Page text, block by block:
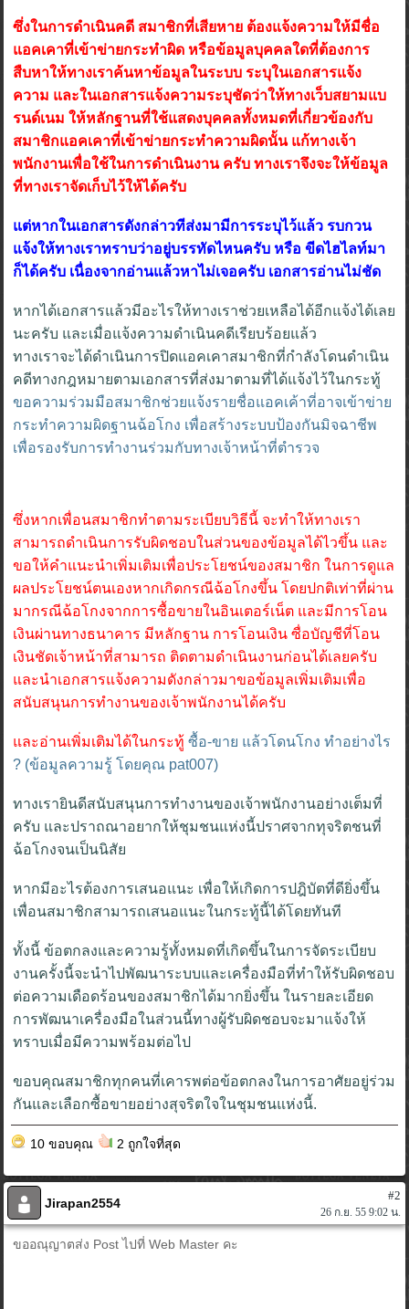
ซึ่งในการดำเนินคดี สมาชิกที่เสียหาย ต้องแจ้งความให้มีชื่อ
แอคเคาที่เข้าข่ายกระทำผิด หรือข้อมูลบุคคลใดที่ต้องการ
สืบหาให้ทางเราค้นหาข้อมูลในระบบ ระบุในเอกสารแจ้ง
ความ และในเอกสารแจ้งความระบุชัดว่าให้ทางเว็บสยามแบ
รนด์เนม ให้หลักฐานที่ใช้แสดงบุคคลทั้งหมดที่เกี่ยวข้องกับ
สมาชิกแอคเคาที่เข้าข่ายกระทำความผิดนั้น แก้ทางเจ้า
พนักงานเพื่อใช้ในการดำเนินงาน ครับ ทางเราจึงจะให้ข้อมูล
ที่ทางเราจัดเก็บไว้ให้ได้ครับ
แต่หากในเอกสารดังกล่าวทีส่งมามีการระบุไว้แล้ว รบกวน
แจ้งให้ทางเราทราบว่าอยู่บรรทัดไหนครับ หรือ ขีดไฮไลท์มา
ก็ได้ครับ เนื่องจากอ่านแล้วหาไม่เจอครับ เอกสารอ่านไม่ชัด
หากได้เอกสารแล้วมีอะไรให้ทางเราช่วยเหลือได้อีกแจ้งได้เลย
นะครับ และเมื่อแจ้งความดำเนินคดีเรียบร้อยแล้ว
ทางเราจะได้ดำเนินการปิดแอคเคาสมาชิกที่กำลังโดนดำเนิน
คดีทางกฎหมายตามเอกสารที่ส่งมาตามที่ได้แจ้งไว้ในกระทู้
ขอความร่วมมือสมาชิกช่วยแจ้งรายชื่อแอคเค้าที่อาจเข้าข่าย
กระทำความผิดฐานฉ้อโกง เพื่อสร้างระบบป้องกันมิจฉาชีพ
เพื่อรองรับการทำงานร่วมกับทางเจ้าหน้าที่ตำรวจ
ซึ่งหากเพื่อนสมาชิกทำตามระเบียบวิธีนี้ จะทำให้ทางเรา
สามารถดำเนินการรับผิดชอบในส่วนของข้อมูลได้ไวขึ้น และ
ขอให้คำแนะนำเพิ่มเติมเพื่อประโยชน์ของสมาชิก ในการดูแล
ผลประโยชน์ตนเองหากเกิดกรณีฉ้อโกงขึ้น โดยปกติเท่าที่ผ่าน
มากรณีฉ้อโกงจากการซื้อขายในอินเตอร์เน็ต และมีการโอน
เงินผ่านทางธนาคาร มีหลักฐาน การโอนเงิน ซื่อบัญชีที่โอน
เงินชัดเจ้าหน้าที่สามารถ ติดตามดำเนินงานก่อนได้เลยครับ
และนำเอกสารแจ้งความดังกล่าวมาขอข้อมูลเพิ่มเติมเพื่อ
สนับสนุนการทำงานของเจ้าพนักงานได้ครับ
และอ่านเพิ่มเติมได้ในกระทู้ซื้อ-ขาย แล้วโดนโกง ทำอย่างไร
? (ข้อมูลความรู้ โดยคุณ pat007)
ทางเรายินดีสนับสนุนการทำงานของเจ้าพนักงานอย่างเต็มที่
ครับ และปราถณาอยากให้ชุมชนแห่งนี้ปราศจากทุจริตชนที่
ฉ้อโกงจนเป็นนิสัย
หากมีอะไรต้องการเสนอแนะ เพื่อให้เกิดการปฎิบัตที่ดียิ่งขึ้น
เพื่อนสมาชิกสามารถเสนอแนะในกระทู้นี้ได้โดยทันที
ทั้งนี้ ข้อตกลงและความรู้ทั้งหมดที่เกิดขึ้นในการจัดระเบียบ
งานครั้งนี้จะนำไปพัฒนาระบบและเครื่องมือที่ทำให้รับผิดชอบ
ต่อความเดือดร้อนของสมาชิกได้มากยิ่งขึ้น ในรายละเอียด
การพัฒนาเครื่องมือในส่วนนี้ทางผู้รับผิดชอบจะมาแจ้งให้
ทราบเมื่อมีความพร้อมต่อไป
ขอบคุณสมาชิกทุกคนที่เคารพต่อข้อตกลงในการอาศัยอยู่ร่วม
กันและเลือกซื้อขายอย่างสุจริตใจในชุมชนแห่งนี้.
10 ขอบคุณ 2 ถูกใจที่สุด
Jirapan2554
#2
26 ก.ย. 55 9:02 น.
ขออณุญาตส่ง Post ไปที่ Web Master คะ